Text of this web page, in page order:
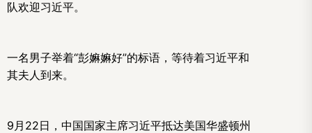
队欢迎习近平。
一名男子举着“彭嫲嫲好”的标语，等待着习近平和
其夫人到来。
9月22日，中国国家主席习近平抵达美国华盛顿州